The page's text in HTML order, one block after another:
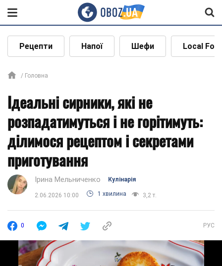
Рецепти Напої Шефи Local
Головна
Ідеальні сирники, які не
розпадатимуться і не горітимуть:
ділимося рецептом і секретами
приготування
Ірина Мельниченко Кулінарія
2.06.2026 10:00 1 хвилина 3,2 т.
0 РУС